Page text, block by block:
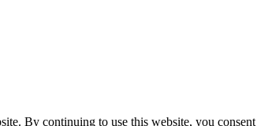
By continuing to use this website, you